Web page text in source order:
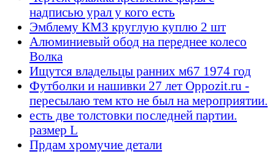
надписью урал у кого есть
Эмблему КМЗ круглую куплю 2 шт
Алюминиевый обод на переднее колесо
Волка
Ищутся владельцы ранних м67 1974 год
Футболки и нашивки 27 лет Oppozit.ru -
пересылаю тем кто не был на мероприятии.
есть две толстовки последней партии.
размер L
Прдам хромучие детали